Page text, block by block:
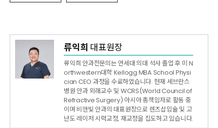
류익희 대표원장
류익희 안과전문의는 연세대 의대 석사 졸업 후 미 N
orthwestern대학 Kellogg MBA School Physi
cian CEO 과정을 수료하였습니다. 현재 세브란스
병원 안과 외래교수 및 WCRS(World Council of
Refractive Surgery) 아시아 총책임자로 활동 중
이며 비앤빛 안과의 대표원장으로 렌즈삽입술 및 고
난도 레이저 시력교정, 재교정을 집도하고 있습니다.